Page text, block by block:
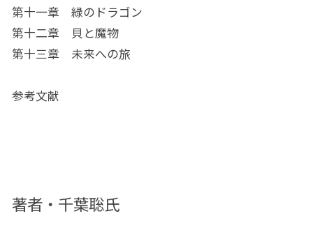
第十一章 緑のドラゴン
第十二章 貝と魔物
第十三章 未来への旅
参考文献
著者・千葉聡氏